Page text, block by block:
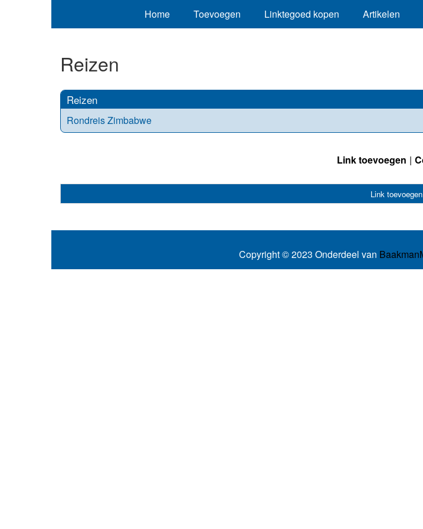
Home Toevoegen Linktegoed kopen Artikelen
Reizen
Reizen
Rondreis Zimbabwe
Link toevoegen
Link toevoegen
Copyright © 2023 Onderdeel van